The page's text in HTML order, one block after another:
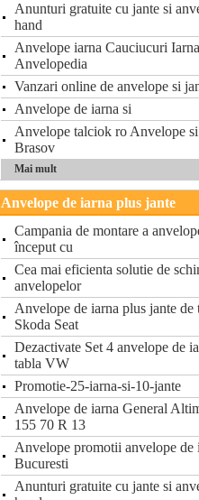
Anunturi gratuite cu jante si
hand
Anvelope iarna Cauciucuri
Anvelopedia
Vanzari online de anvelope si
Anvelope de iarna si
Anvelope talciok ro Anvelope si
Brasov
Mai mult
Anvelope de iarna plus jante
Campania de montare a
început cu
Cea mai eficienta solutie de
anvelopelor
Anvelope de iarna plus jante
Skoda Seat
Dezactivate Set 4 anvelope de
tabla VW
Promotie-25-iarna-si-10-jante
Anvelope de iarna General
155 70 R 13
Anvelope promotii anvelope de
Bucuresti
Anunturi gratuite cu jante si